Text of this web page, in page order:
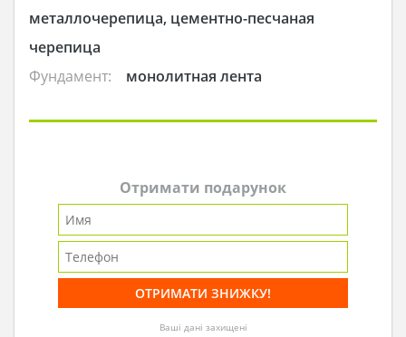
металлочерепица, цементно-песчаная
черепица
Фундамент:
монолитная лента
Отримати подарунок
Ваші дані захищені